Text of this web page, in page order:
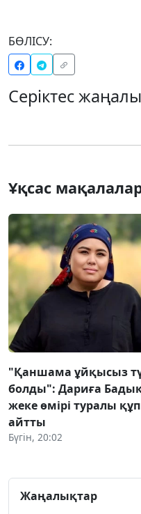
БӨЛІСУ:
Серіктес
Ұқсас
"Қаншама ұйқысыз
болды": Дариға
жеке өмірі туралы
айтты
Бүгін, 20:02
Жаңалықтар